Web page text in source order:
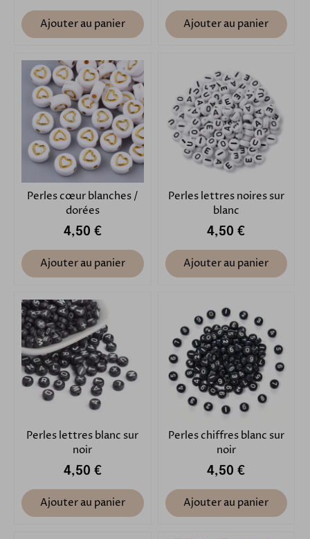
Ajouter au panier Ajouter au panier
Perles cœur blanches /
dorées
4,50 €
Ajouter au panier
Perles lettres noires sur
blanc
4,50 €
Ajouter au panier
Perles lettres blanc sur
noir
4,50 €
Ajouter au panier
Perles chiffres blanc sur
noir
4,50 €
Ajouter au panier